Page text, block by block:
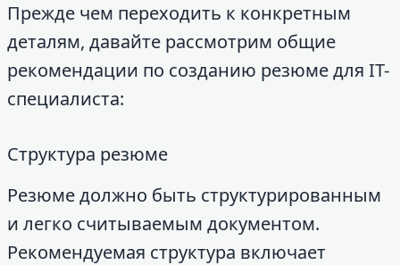
Прежде чем переходить к конкретным
деталям, давайте рассмотрим общие
рекомендации по созданию резюме для IT-
специалиста:
Структура резюме
Резюме должно быть структурированным
и легко считываемым документом.
Рекомендуемая структура включает